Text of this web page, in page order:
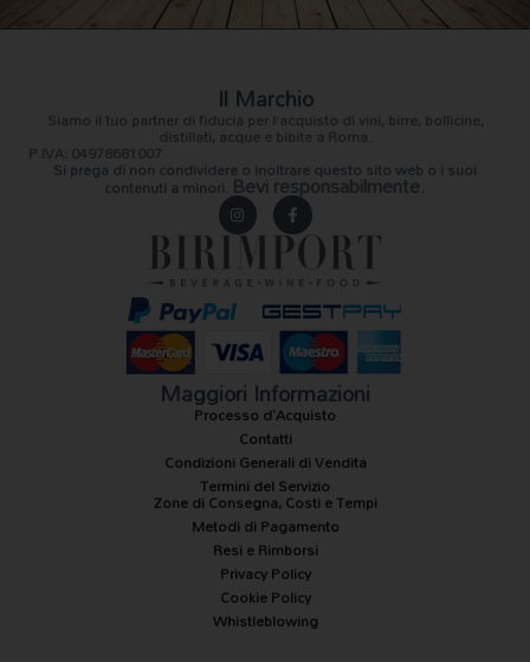
Il Marchio
Si prega di non condividere o inoltrare questo sito web o i suoi
contenuti a minori. Bevi responsabilmente.
In
s
t
g
r
a
F
a
c
eb
o
o
k
-f
Maggiori Informazioni
Processo d'Acquisto
Contatti
Condizioni Generali di Vendita
Termini del Servizio
Zone di Consegna, Costi e Tempi
Metodi di Pagamento
Resi e Rimborsi
Privacy Policy
Cookie Policy
Whistleblowing